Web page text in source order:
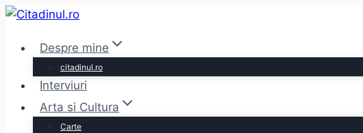
Skip
contentDespre mine
citadinul.ro
Interviuri
Arta si Cultura
Carte